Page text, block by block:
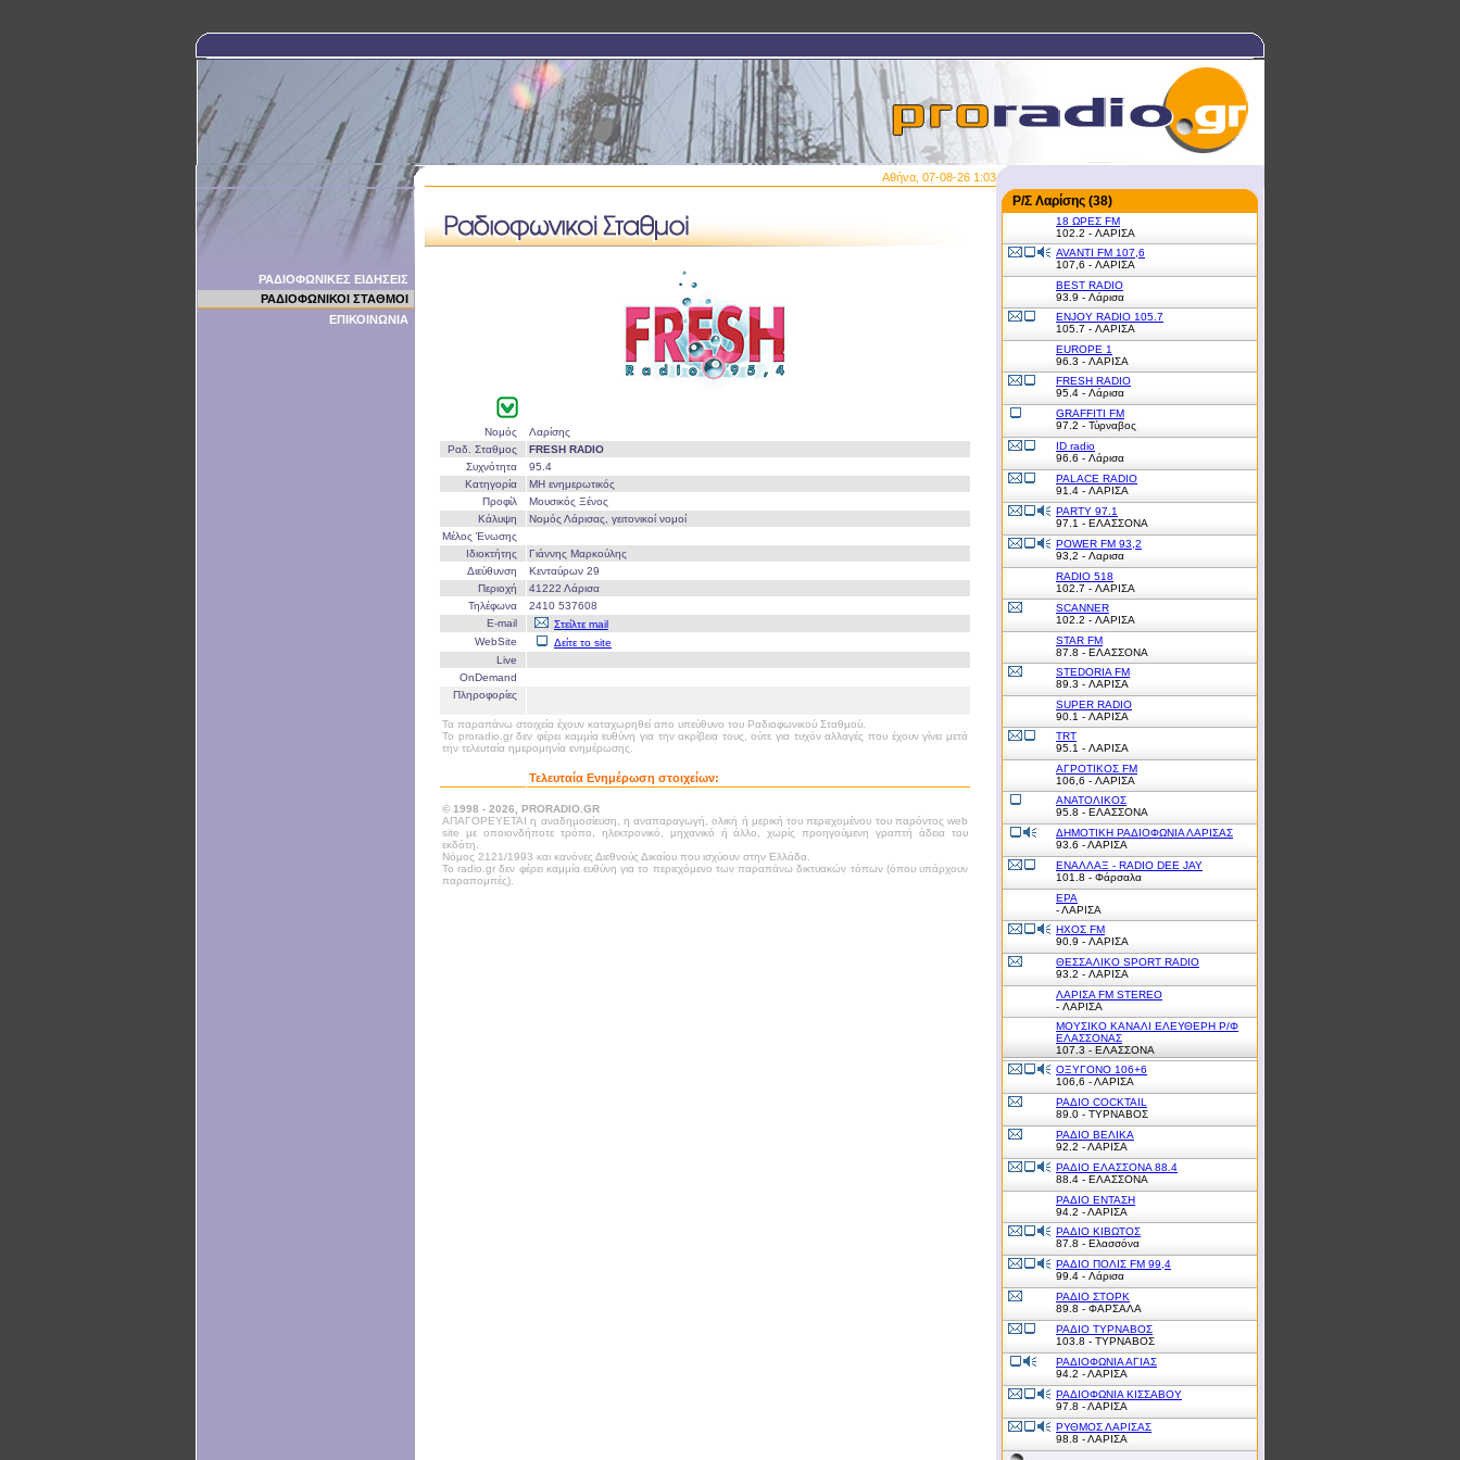
Αθήνα, 07-08-26 1:03
ΡΑΔΙΟΦΩΝΙΚΕΣ ΕΙΔΗΣΕΙΣ
ΡΑΔΙΟΦΩΝΙΚΟΙ ΣΤΑΘΜΟΙ
ΕΠΙΚΟΙΝΩΝΙΑ
Νομός
Λαρίσης
Ραδ. Σταθμος
FRESH RADIO
Συχνότητα
95.4
Κατηγορία
ΜΗ ενημερωτικός
Προφίλ
Μουσικός Ξένος
Κάλυψη
Νομός Λάρισας, γειτονικοί νομοί
Μέλος Ένωσης
Ιδιοκτήτης
Γιάννης Μαρκούλης
Διεύθυνση
Κενταύρων 29
Περιοχή
41222 Λάρισα
Τηλέφωνα
2410 537608
E-mail
Στείλτε mail
WebSite
Δείτε το site
Live
OnDemand
Πληροφορίες
Τα παραπάνω στοιχεία έχουν καταχωρηθεί απο υπεύθυνο του Ραδιοφωνικού Σταθμού.
Το proradio.gr δεν φέρει καμμία ευθύνη για την ακρίβεια τους, ούτε για τυχόν αλλαγές που έχουν γίνει μετά
την τελευταία ημερομηνία ενημέρωσης.
Τελευταία Ενημέρωση στοιχείων:
© 1998 - 2026, PRORADIO.GR
ΑΠΑΓΟΡΕΥΕΤΑΙ η αναδημοσίευση, η αναπαραγωγή, ολική ή μερική του περιεχομένου του παρόντος web
site με οποιονδήποτε τρόπο, ηλεκτρονικό, μηχανικό ή άλλο, χωρίς προηγούμενη γραπτή άδεια του
εκδότη.
Νόμος 2121/1993 και κανόνες Διεθνούς Δικαίου που ισχύουν στην Ελλάδα.
Το radio.gr δεν φέρει καμμία ευθύνη για το περιεχόμενο των παραπάνω δικτυακών τόπων (όπου υπάρχουν
παραπομπές).
Ρ/Σ Λαρίσης (38)
18 ΩΡΕΣ FM
102.2 - ΛΑΡΙΣΑ
AVANTI FM 107,6
107,6 - ΛΑΡΙΣΑ
BEST RADIO
93.9 - Λάρισα
ENJOY RADIO 105.7
105.7 - ΛΑΡΙΣΑ
EUROPE 1
96.3 - ΛΑΡΙΣΑ
FRESH RADIO
95.4 - Λάρισα
GRAFFITI FM
97.2 - Τύρναβος
ID radio
96.6 - Λάρισα
PALACE RADIO
91.4 - ΛΑΡΙΣΑ
PARTY 97.1
97.1 - ΕΛΑΣΣΟΝΑ
POWER FM 93,2
93,2 - Λαρισα
RADIO 518
102.7 - ΛΑΡΙΣΑ
SCANNER
102.2 - ΛΑΡΙΣΑ
STAR FM
87.8 - ΕΛΑΣΣΟΝΑ
STEDORIA FM
89.3 - ΛΑΡΙΣΑ
SUPER RADIO
90.1 - ΛΑΡΙΣΑ
TRT
95.1 - ΛΑΡΙΣΑ
ΑΓΡΟΤΙΚΟΣ FM
106,6 - ΛΑΡΙΣΑ
ΑΝΑΤΟΛΙΚΟΣ
95.8 - ΕΛΑΣΣΟΝΑ
ΔΗΜΟΤΙΚΗ ΡΑΔΙΟΦΩΝΙΑ ΛΑΡΙΣΑΣ
93.6 - ΛΑΡΙΣΑ
ΕΝΑΛΛΑΞ - RADIO DEE JAY
101.8 - Φάρσαλα
ΕΡΑ
- ΛΑΡΙΣΑ
ΗΧΟΣ FM
90.9 - ΛΑΡΙΣΑ
ΘΕΣΣΑΛΙΚΟ SPORT RADIO
93.2 - ΛΑΡΙΣΑ
ΛΑΡΙΣΑ FM STEREO
- ΛΑΡΙΣΑ
ΜΟΥΣΙΚΟ ΚΑΝΑΛΙ ΕΛΕΥΘΕΡΗ Ρ/Φ
ΕΛΑΣΣΟΝΑΣ
107.3 - ΕΛΑΣΣΟΝΑ
ΟΞΥΓΟΝΟ 106+6
106,6 - ΛΑΡΙΣΑ
ΡΑΔΙΟ COCKTAIL
89.0 - ΤΥΡΝΑΒΟΣ
ΡΑΔΙΟ ΒΕΛΙΚΑ
92.2 - ΛΑΡΙΣΑ
ΡΑΔΙΟ ΕΛΑΣΣΟΝΑ 88.4
88.4 - ΕΛΑΣΣΟΝΑ
ΡΑΔΙΟ ΕΝΤΑΣΗ
94.2 - ΛΑΡΙΣΑ
ΡΑΔΙΟ ΚΙΒΩΤΟΣ
87.8 - Ελασσόνα
ΡΑΔΙΟ ΠΟΛΙΣ FM 99,4
99.4 - Λάρισα
ΡΑΔΙΟ ΣΤΟΡΚ
89.8 - ΦΑΡΣΑΛΑ
ΡΑΔΙΟ ΤΥΡΝΑΒΟΣ
103.8 - ΤΥΡΝΑΒΟΣ
ΡΑΔΙΟΦΩΝΙΑ ΑΓΙΑΣ
94.2 - ΛΑΡΙΣΑ
ΡΑΔΙΟΦΩΝΙΑ ΚΙΣΣΑΒΟΥ
97.8 - ΛΑΡΙΣΑ
ΡΥΘΜΟΣ ΛΑΡΙΣΑΣ
98.8 - ΛΑΡΙΣΑ